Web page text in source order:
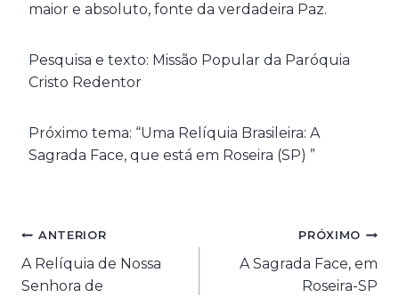
maior e absoluto, fonte da verdadeira Paz.
Pesquisa e texto: Missão Popular da Paróquia
Cristo Redentor
Próximo tema: “Uma Relíquia Brasileira: A
Sagrada Face, que está em Roseira (SP) ”
Navegação
de
ANTERIOR
A Relíquia de Nossa
Senhora de
PRÓXIMO
A Sagrada Face, em
Roseira-SP